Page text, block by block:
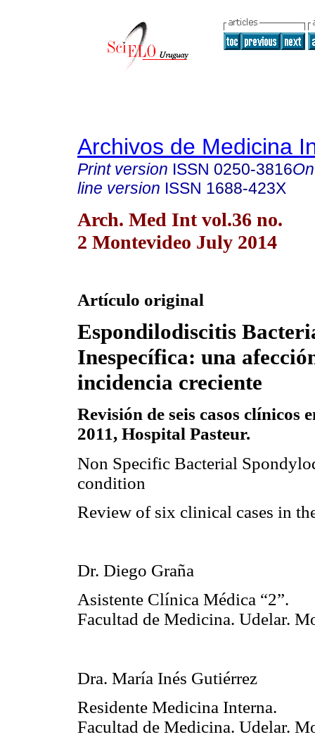
Archivos de Medicina
Print version ISSN 0250-3816
line version ISSN 1688-423X
Arch. Med Int vol.36 no.
2 Montevideo July 2014
Artículo original
Espondilodiscitis
Inespecífica: una
incidencia creciente
Revisión de seis casos clínicos
2011, Hospital Pasteur.
Non Specific Bacterial
condition
Review of six clinical cases in
Dr. Diego Graña
Asistente Clínica Médica “2”.
Facultad de Medicina. Udelar.
Dra. María Inés Gutiérrez
Residente Medicina Interna.
Facultad de Medicina. Udelar.